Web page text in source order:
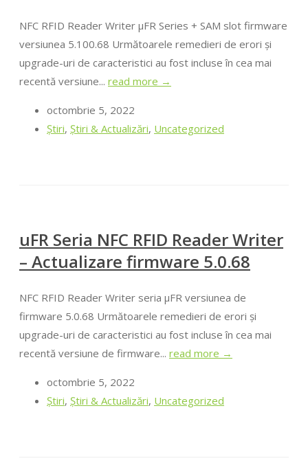
NFC RFID Reader Writer μFR Series + SAM slot firmware
versiunea 5.100.68 Următoarele remedieri de erori și
upgrade-uri de caracteristici au fost incluse în cea mai
recentă versiune... read more →
octombrie 5, 2022
Ştiri, Știri & Actualizări, Uncategorized
uFR Seria NFC RFID Reader Writer
– Actualizare firmware 5.0.68
NFC RFID Reader Writer seria μFR versiunea de
firmware 5.0.68 Următoarele remedieri de erori și
upgrade-uri de caracteristici au fost incluse în cea mai
recentă versiune de firmware... read more →
octombrie 5, 2022
Ştiri, Știri & Actualizări, Uncategorized